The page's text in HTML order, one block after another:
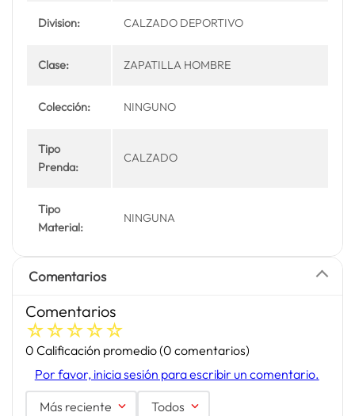
Division: CALZADO DEPORTIVO
Clase: ZAPATILLA HOMBRE
Colección: NINGUNO
Tipo
Prenda:
CALZADO
Tipo
Material:
NINGUNA
Comentarios
Comentarios
☆☆☆☆☆
0 Calificación promedio(0 comentarios)
Por favor, inicia sesión para escribir un comentario.
Más reciente Todos